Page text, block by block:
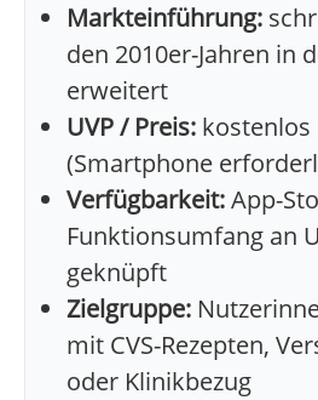
Markteinführung:
den 2010er-Jahren in
erweitert
UVP / Preis:
(Smartphone
Verfügbarkeit:App-
Funktionsumfang an
geknüpft
Zielgruppe:
mit CVS-Rezepten,
oder Klinikbezug